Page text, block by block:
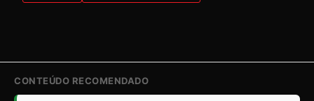
CONTEÚDO RECOMENDADO